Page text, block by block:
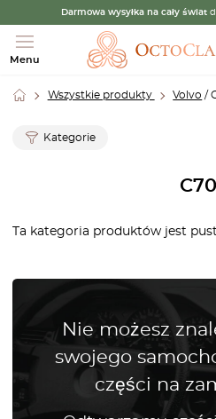
Darmowa wysyłka na cały świat
Menu
Wszystkie produkty Volvo /
Kategorie
C70
Ta kategoria produktów jest
Nie możesz
swojego
części na